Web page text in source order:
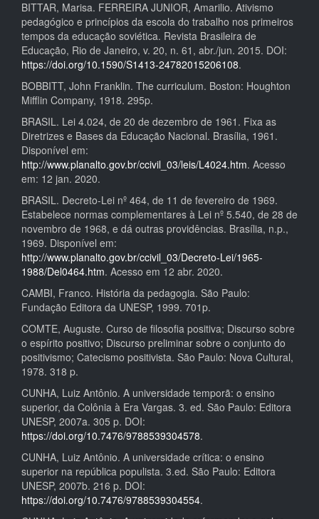
BITTAR, Marisa. FERREIRA JUNIOR, Amarilio. Ativismo
pedagógico e princípios da escola do trabalho nos primeiros
tempos da educação soviética. Revista Brasileira de
Educação, Rio de Janeiro, v. 20, n. 61, abr./jun. 2015. DOI:
https://doi.org/10.1590/S1413-24782015206108.
BOBBITT, John Franklin. The curriculum. Boston: Houghton
Mifflin Company, 1918. 295p.
BRASIL. Lei 4.024, de 20 de dezembro de 1961. Fixa as
Diretrizes e Bases da Educação Nacional. Brasília, 1961.
Disponível em:
http://www.planalto.gov.br/ccivil_03/leis/L4024.htm. Acesso
em: 12 jan. 2020.
BRASIL. Decreto-Lei nº 464, de 11 de fevereiro de 1969.
Estabelece normas complementares à Lei nº 5.540, de 28 de
novembro de 1968, e dá outras providências. Brasília, n.p.,
1969. Disponível em:
http://www.planalto.gov.br/ccivil_03/Decreto-Lei/1965-
1988/Del0464.htm. Acesso em 12 abr. 2020.
CAMBI, Franco. História da pedagogia. São Paulo:
Fundação Editora da UNESP, 1999. 701p.
COMTE, Auguste. Curso de filosofia positiva; Discurso sobre
o espírito positivo; Discurso preliminar sobre o conjunto do
positivismo; Catecismo positivista. São Paulo: Nova Cultural,
1978. 318 p.
CUNHA, Luiz Antônio. A universidade temporã: o ensino
superior, da Colônia à Era Vargas. 3. ed. São Paulo: Editora
UNESP, 2007a. 305 p. DOI:
https://doi.org/10.7476/9788539304578.
CUNHA, Luiz Antônio. A universidade crítica: o ensino
superior na república populista. 3.ed. São Paulo: Editora
UNESP, 2007b. 216 p. DOI:
https://doi.org/10.7476/9788539304554.